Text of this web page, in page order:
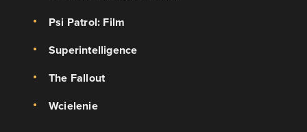
Psi Patrol: Film
Superintelligence
The Fallout
Wcielenie